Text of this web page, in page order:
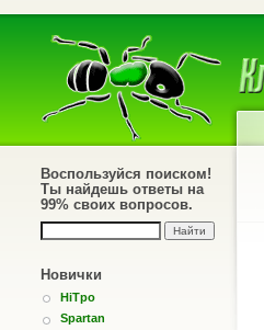
Воспользуйся поиском!
Ты найдешь ответы на
99% своих вопросов.
Новички
HiTpo
Spartan